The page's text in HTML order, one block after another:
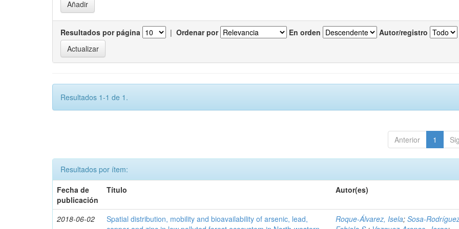
Resultados por página | Ordenar por En orden Autor/registro
Resultados 1-1 de 1.
Anterior 1
Resultados por ítem:
Fecha de
publicación
Título Autor(es)
2018-06-02
Spatial distribution, mobility and bioavailability of arsenic, lead,
Roque-Álvarez, Isela;Sosa-